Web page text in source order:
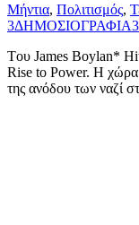
Μήντια, Πολιτισμός,
3ΔΗΜΟΣΙΟΓΡΑΦΙΑ
Tου James Boylan*
Rise to Power. Η χώρα
της ανόδου των ναζί